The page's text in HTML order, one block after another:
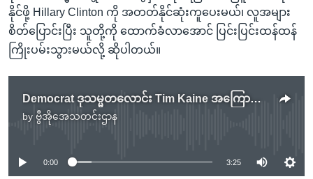
နိုင်ဖို့ Hillary Clinton ကို အတတ်နိုင်ဆုံးကူပေးမယ်၊ လူအများ
စိတ်ပြောင်းပြီး သူတို့ကို ထောက်ခံလာအောင် ပြင်းပြင်းထန်ထန်
ကြိုးပမ်းသွားမယ်လို့ ဆိုပါတယ်။
Democrat ဒုသမ္မတလောင်း Tim Kaine အကြောင်းသိကောင်းစရာ
by ဗွီအိုအေသတင်းဌာန
No media source currently available
0:00 3:25